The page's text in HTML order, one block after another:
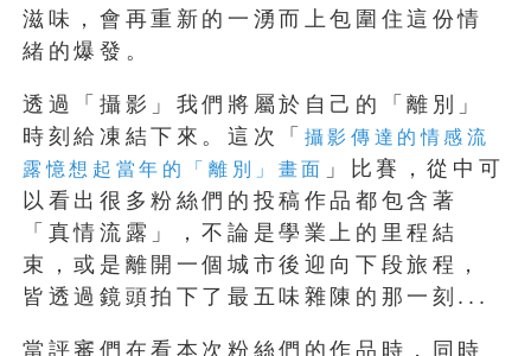
滋味，會再重新的一湧而上包圍住這份情
緒的爆發。
透過「攝影」我們將屬於自己的「離別」
時刻給凍結下來。這次「 攝影傳達的情感流
露憶想起當年的「離別」畫面 」比賽，從中可
以看出很多粉絲們的投稿作品都包含著
「真情流露」，不論是學業上的里程結
束，或是離開一個城市後迎向下段旅程，
皆透過鏡頭拍下了最五味雜陳的那一刻...
當評審們在看本次粉絲們的作品時，同時